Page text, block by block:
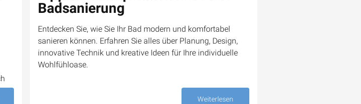
Badsanierung
Entdecken Sie, wie Sie Ihr Bad modern und komfortabel
sanieren können. Erfahren Sie alles über Planung, Design,
innovative Technik und kreative Ideen für Ihre individuelle
Wohlfühloase.
Weiterlesen